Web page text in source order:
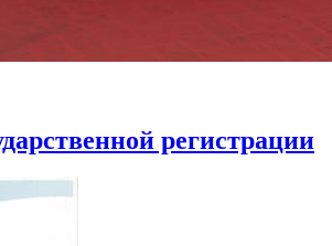
регистрации